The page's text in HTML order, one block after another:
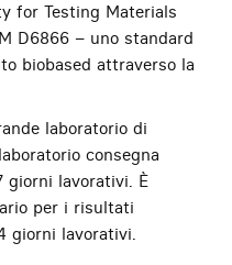
for Testing Materials
D6866 – uno standard
biobased attraverso la
laboratorio di
consegna
lavorativi. È
per i risultati
giorni lavorativi.